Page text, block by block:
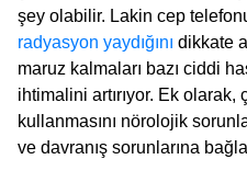
şey olabilir. Lakin cep
radyasyon yaydığını dikkate
maruz kalmaları bazı ciddi
ihtimalini artırıyor. Ek olarak,
kullanmasını nörolojik
ve davranış sorunlarına